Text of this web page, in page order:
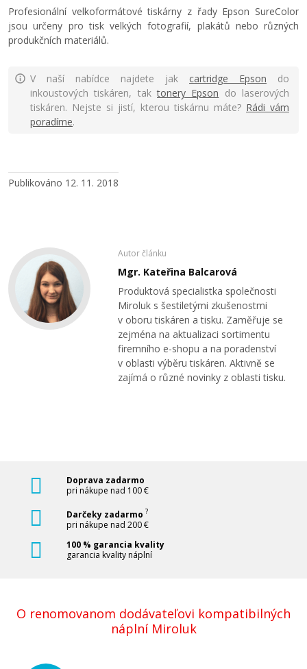
Profesionální velkoformátové tiskárny z řady Epson SureColor
jsou určeny pro tisk velkých fotografií, plakátů nebo různých
produkčních materiálů.
V naší nabídce najdete jak cartridge Epson do
inkoustových tiskáren, taktonery Epson do laserových
tiskáren. Nejste si jistí, kterou tiskárnu máte? Rádi vám
poradíme.
Publikováno 12. 11. 2018
Autor článku
Mgr. Kateřina Balcarová
Produktová specialistka společnosti
Miroluk s šestiletými zkušenostmi
v oboru tiskáren a tisku. Zaměřuje se
zejména na aktualizaci sortimentu
firemního e-shopu a na poradenství
v oblasti výběru tiskáren. Aktivně se
zajímá o různé novinky z oblasti tisku.
Doprava zadarmo
pri nákupe nad 100 €
Darčeky zadarmo ?
pri nákupe nad 200 €
100 % garancia kvality
garancia kvality náplní
O renomovanom dodávateľovi kompatibilných
náplní Miroluk